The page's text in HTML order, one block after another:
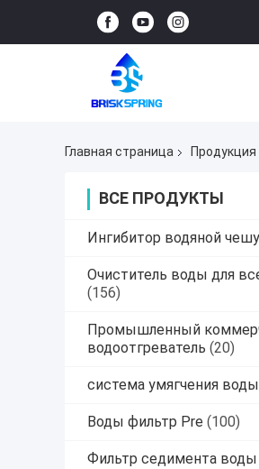
Главная страница Продукция
ВСЕ ПРОДУКТЫ
Ингибитор водяной
Очиститель воды для
(156)
Промышленный
водоотгреватель (20)
система умягчения воды
Воды фильтр Pre (100)
Фильтр седимента воды